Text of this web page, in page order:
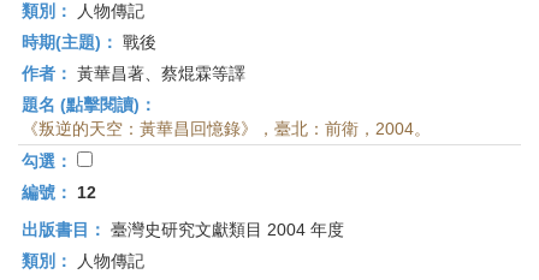
類別：
人物傳記
時期(主題)： 戰後
作者： 黃華昌著、蔡焜霖等譯
題名 (點擊閱讀)：
《叛逆的天空：黃華昌回憶錄》，臺北：前衛，2004。
勾選：
編號：
12
出版書目： 臺灣史研究文獻類目 2004 年度
類別：
人物傳記